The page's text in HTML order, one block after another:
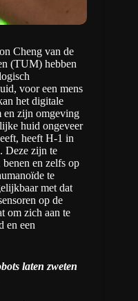
Cheng van de
(TUM) hebben
voor een mens
het digitale
en zijn omgeving
huid ongeveer
heeft H-1 in
Deze zijn te
en zelfs op
te
met dat
op de
om zich aan te
en een
laten zweten